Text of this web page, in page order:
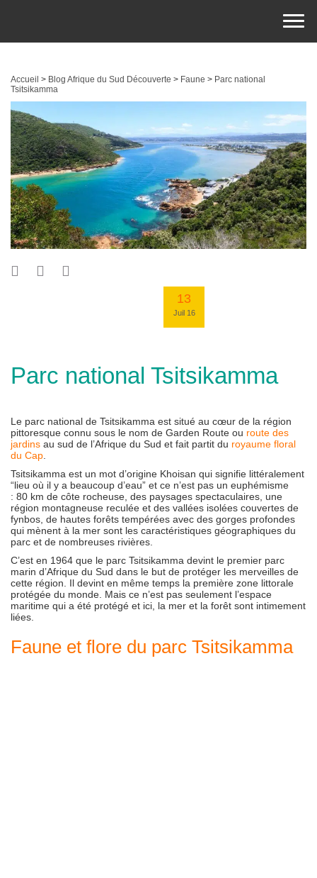
Accueil > Blog Afrique du Sud Découverte > Faune > Parc national
Tsitsikamma
13
Juil 16
Parc national Tsitsikamma
Le parc national de Tsitsikamma est situé au cœur de la région
pittoresque connu sous le nom de Garden Route ou route des
jardins au sud de l’Afrique du Sud et fait partit du royaume floral
du Cap
Tsitsikamma est un mot d’origine Khoisan qui signifie littéralement
“lieu où il y a beaucoup d’eau” et ce n’est pas un euphémisme
: 80 km de côte rocheuse, des paysages spectaculaires, une
région montagneuse reculée et des vallées isolées couvertes de
fynbos, de hautes forêts tempérées avec des gorges profondes
qui mènent à la mer sont les caractéristiques géographiques du
parc et de nombreuses rivières.
C’est en 1964 que le parc Tsitsikamma devint le premier parc
marin d’Afrique du Sud dans le but de protéger les merveilles de
cette région. Il devint en même temps la première zone littorale
protégée du monde. Mais ce n’est pas seulement l’espace
maritime qui a été protégé et ici, la mer et la forêt sont intimement
liées.
Faune et flore du parc Tsitsikamma